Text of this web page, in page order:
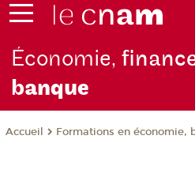
Économie,
banque
Accueil Formations en économie,